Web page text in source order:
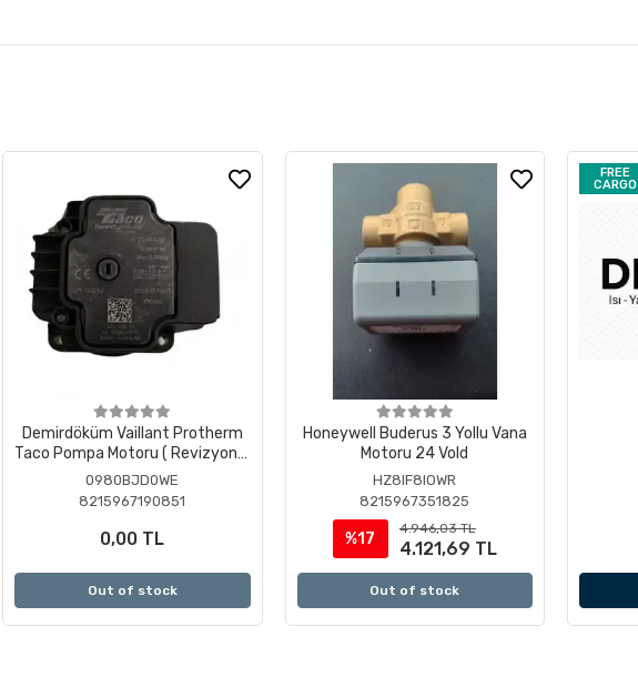
Demirdöküm Vaillant Protherm
Taco Pompa Motoru ( Revizyonlu
)
0980BJD0WE
8215967190851
0,00 TL
Out of stock
Honeywell Buderus 3 Yollu Vana
Motoru 24 Vold
HZ8IF8IOWR
8215967351825
%17
4.946,03 TL
4.121,69 TL
Out of stock
FREE
CARGO